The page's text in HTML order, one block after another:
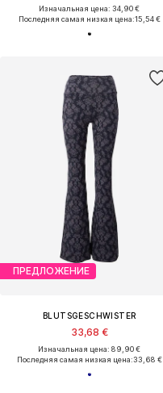
Изначальная цена: 34,90 €
Последняя самая низкая цена:15,54 €
ПРЕДЛОЖЕНИЕ
BLUTSGESCHWISTER
33,68 €
Изначальная цена: 89,90 €
Последняя самая низкая цена:33,68 €